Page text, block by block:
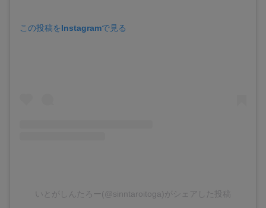
この投稿をInstagramで見る
いとがしんたろー(@sinntaroitoga)がシェアした投稿